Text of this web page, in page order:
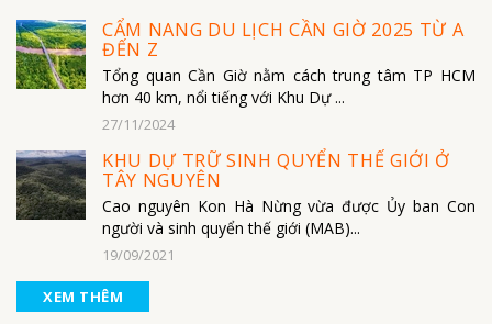
CẨM NANG DU LỊCH CẦN GIỜ 2025 TỪ A
ĐẾN Z
Tổng quan Cần Giờ nằm cách trung tâm TP HCM
hơn 40 km, nổi tiếng với Khu Dự ...
27/11/2024
KHU DỰ TRỮ SINH QUYỂN THẾ GIỚI Ở
TÂY NGUYÊN
Cao nguyên Kon Hà Nừng vừa được Ủy ban Con
người và sinh quyển thế giới (MAB)...
19/09/2021
XEM THÊM